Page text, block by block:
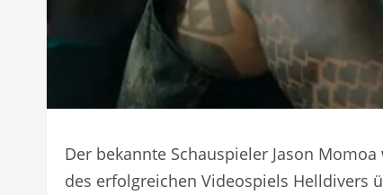
Der bekannte Schauspieler Jason
des erfolgreichen Videospiels Helldivers